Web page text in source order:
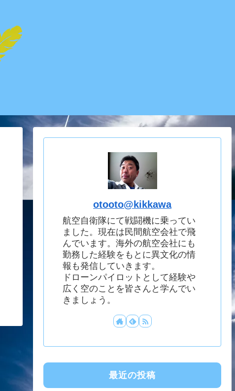
otooto@kikkawa
航空自衛隊にて戦闘機に乗ってい
ました。現在は民間航空会社で飛
んでいます。海外の航空会社にも
勤務した経験をもとに異文化の情
報も発信していきます。
ドローンパイロットとして経験や
広く空のことを皆さんと学んでい
きましょう。
最近の投稿